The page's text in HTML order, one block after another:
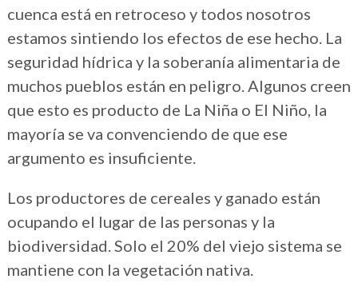
cuenca está en retroceso y todos nosotros
estamos sintiendo los efectos de ese hecho. La
seguridad hídrica y la soberanía alimentaria de
muchos pueblos están en peligro. Algunos creen
que esto es producto de La Niña o El Niño, la
mayoría se va convenciendo de que ese
argumento es insuficiente.
Los productores de cereales y ganado están
ocupando el lugar de las personas y la
biodiversidad. Solo el 20% del viejo sistema se
mantiene con la vegetación nativa.